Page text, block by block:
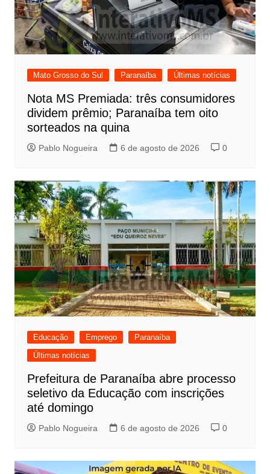
Mato Grosso do Sul Paranaíba Últimas notícias
Nota MS Premiada: três consumidores
dividem prêmio; Paranaíba tem oito
sorteados na quina
Pablo Nogueira 6 de agosto de 2026 0
Educação Emprego
Paranaíba
Últimas notícias
Prefeitura de Paranaíba abre processo
seletivo da Educação com inscrições
até domingo
Pablo Nogueira 6 de agosto de 2026 0